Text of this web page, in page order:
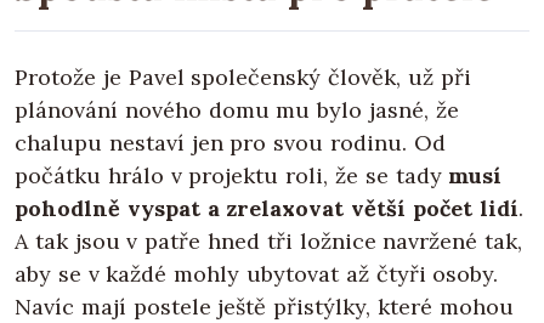
Protože je Pavel společenský člověk, už při
plánování nového domu mu bylo jasné, že
chalupu nestaví jen pro svou rodinu. Od
počátku hrálo v projektu roli, že se tady musí
pohodlně vyspat a zrelaxovat větší počet lidí.
A tak jsou v patře hned tři ložnice navržené tak,
aby se v každé mohly ubytovat až čtyři osoby.
Navíc mají postele ještě přistýlky, které mohou